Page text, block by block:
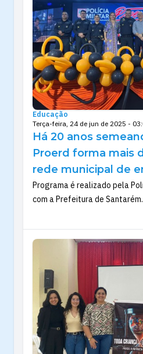
Educação
Terça-feira, 24 de jun de 2025 -
Há 20 anos
Proerd forma mais
rede municipal de
Programa é realizado pela
com a Prefeitura de Santarém.